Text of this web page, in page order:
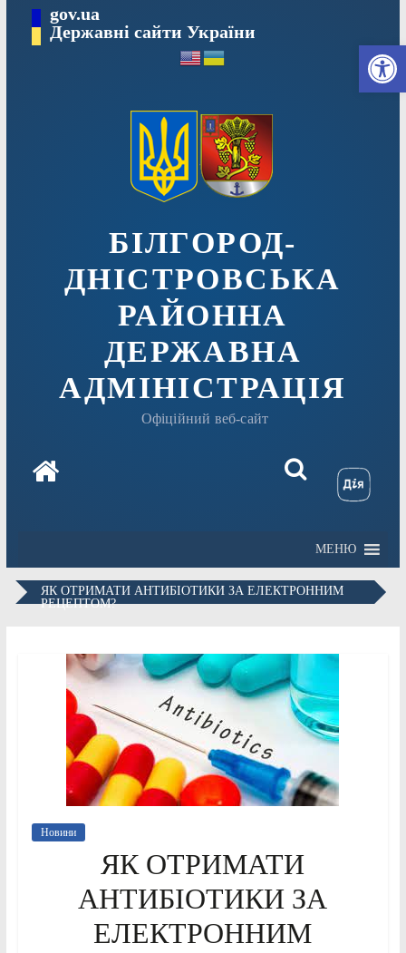
вмісту
gov.ua
Державні сайти України
БІЛГОРОД-
ДНІСТРОВСЬКА
РАЙОННА
ДЕРЖАВНА
АДМІНІСТРАЦІЯ
Офіційний веб-сайт
МЕНЮ
ЯК ОТРИМАТИ АНТИБІОТИКИ ЗА ЕЛЕКТРОННИМ
РЕЦЕПТОМ?
Новини
ЯК ОТРИМАТИ
АНТИБІОТИКИ ЗА
ЕЛЕКТРОННИМ